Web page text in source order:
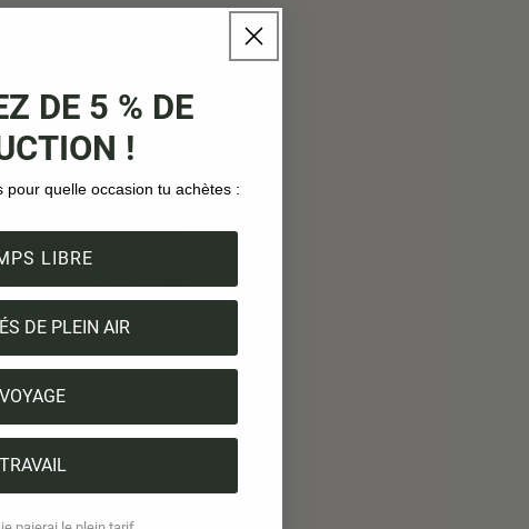
et m'en
DE 5 % DE
!
pour quelle occasion tu achètes :
LIBRE
DE PLEIN AIR
VOYAGE
TRAVAIL